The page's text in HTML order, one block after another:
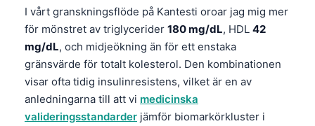
I vårt granskningsflöde på Kantesti oroar jag mig mer
för mönstret av triglycerider 180 mg/dL, HDL 42
mg/dL, och midjeökning än för ett enstaka
gränsvärde för totalt kolesterol. Den kombinationen
visar ofta tidig insulinresistens, vilket är en av
anledningarna till att vi medicinska
valideringsstandarder jämför biomarkörkluster i